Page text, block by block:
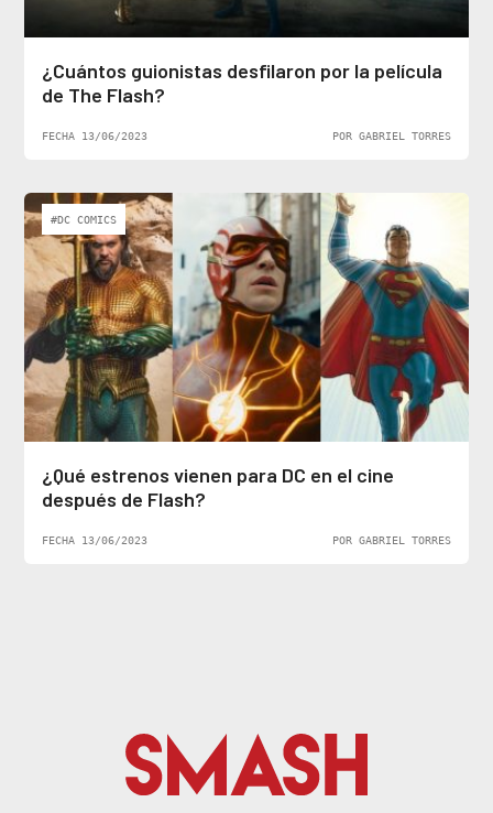
¿Cuántos guionistas desfilaron por la película
de The Flash?
FECHA 13/06/2023 POR GABRIEL TORRES
#DC COMICS
¿Qué estrenos vienen para DC en el cine
después de Flash?
FECHA 13/06/2023 POR GABRIEL TORRES